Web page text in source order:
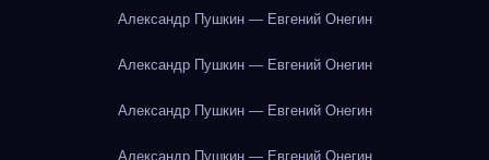
Александр Пушкин — Евгений Онегин
Александр Пушкин — Евгений Онегин
Александр Пушкин — Евгений Онегин
Александр Пушкин — Евгений Онегин